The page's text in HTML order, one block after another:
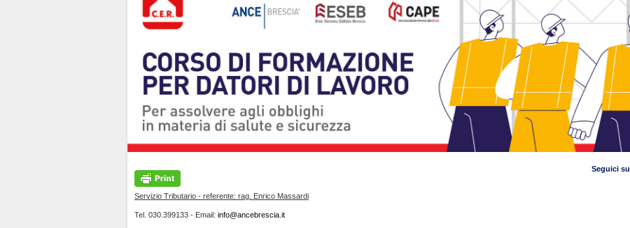
Servizio Tributario - referente: rag. Enrico Massardi
Tel. 030.399133 - Email: info@ancebrescia.it
Seguici su